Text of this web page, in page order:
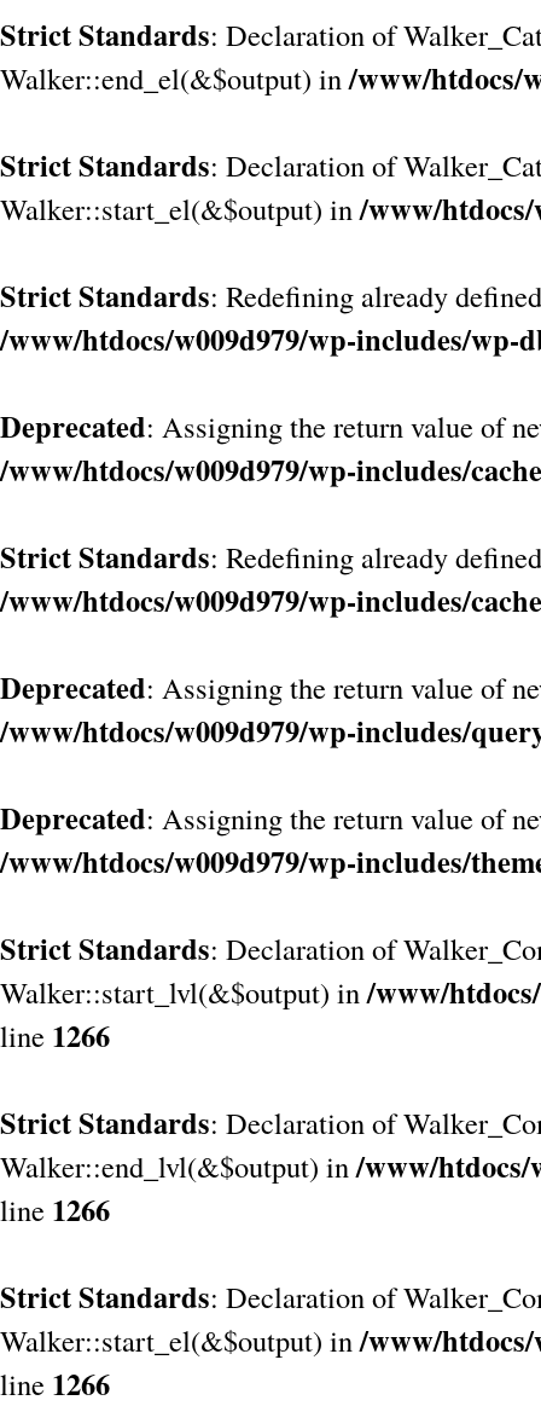
Strict Standards: Declaration of
Walker::end_el(&$output) in/www/htdocs/
Strict Standards: Declaration of
Walker::start_el(&$output) in/www/htdocs/
Strict Standards: Redefining already
/www/htdocs/w009d979/wp-includes/wp-
Deprecated: Assigning the return value of
/www/htdocs/w009d979/wp-includes/
Strict Standards: Redefining already
/www/htdocs/w009d979/wp-includes/
Deprecated: Assigning the return value of
/www/htdocs/w009d979/wp-includes/
Deprecated: Assigning the return value of
/www/htdocs/w009d979/wp-includes/
Strict Standards: Declaration of
Walker::start_lvl(&$output) in/www/
line 1266
Strict Standards: Declaration of
Walker::end_lvl(&$output) in/www/htdocs/
line 1266
Strict Standards: Declaration of
Walker::start_el(&$output) in/www/
line 1266